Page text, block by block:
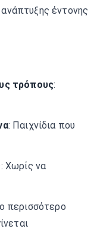
έντονης
τρόπους:
: Παιχνίδια που
: Χωρίς να
περισσότερο